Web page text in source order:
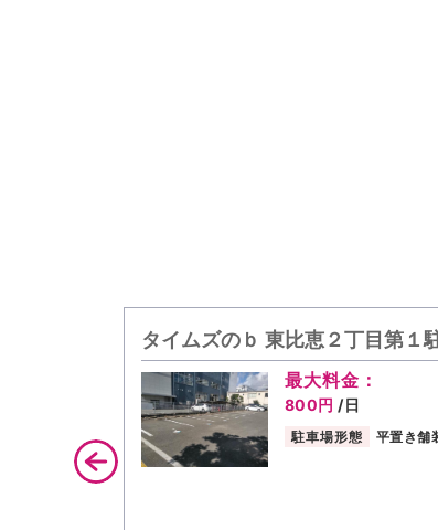
タイムズのｂ 東比恵２丁目第１
最大料金：
800円 /日
駐車場形態 平置き舗